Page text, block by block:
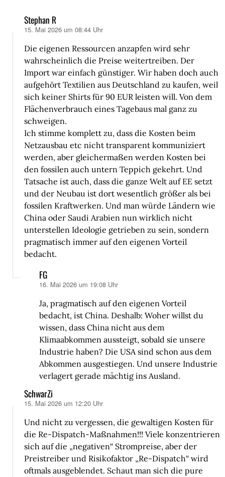
Stephan R
sagt:
15. Mai 2026 um 08:44 Uhr
Die eigenen Ressourcen anzapfen wird sehr
wahrscheinlich die Preise weitertreiben. Der
Import war einfach günstiger. Wir haben doch auch
aufgehört Textilien aus Deutschland zu kaufen, weil
sich keiner Shirts fũr 90 EUR leisten will. Von dem
Flächenverbrauch eines Tagebaus mal ganz zu
schweigen.
Ich stimme komplett zu, dass die Kosten beim
Netzausbau etc nicht transparent kommuniziert
werden, aber gleichermaßen werden Kosten bei
den fossilen auch untern Teppich gekehrt. Und
Tatsache ist auch, dass die ganze Welt auf EE setzt
und der Neubau ist dort wesentlich größer als bei
fossilen Kraftwerken. Und man würde Ländern wie
China oder Saudi Arabien nun wirklich nicht
unterstellen Ideologie getrieben zu sein, sondern
pragmatisch immer auf den eigenen Vorteil
bedacht.
FG
sagt:
16. Mai 2026 um 19:08 Uhr
Ja, pragmatisch auf den eigenen Vorteil
bedacht, ist China. Deshalb: Woher willst du
wissen, dass China nicht aus dem
Klimaabkommen aussteigt, sobald sie unsere
Industrie haben? Die USA sind schon aus dem
Abkommen ausgestiegen. Und unsere Industrie
verlagert gerade mächtig ins Ausland.
SchwarZi
sagt:
15. Mai 2026 um 12:20 Uhr
Und nicht zu vergessen, die gewaltigen Kosten für
die Re-Dispatch-Maßnahmen!!! Viele konzentrieren
sich auf die „negativen“ Strompreise, aber der
Preistreiber und Risikofaktor „Re-Dispatch“ wird
oftmals ausgeblendet. Schaut man sich die pure